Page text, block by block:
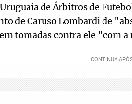
de Árbitros de
de Caruso Lombardi de
tomadas contra ele "com